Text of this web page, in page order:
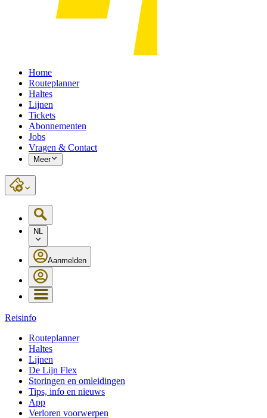
Home
Routeplanner
Haltes
Lijnen
Tickets
Abonnementen
Jobs
Vragen & Contact
Meer
NL
Aanmelden
Reisinfo
Routeplanner
Haltes
Lijnen
De Lijn Flex
Storingen en omleidingen
Tips, info en nieuws
App
Verloren voorwerpen